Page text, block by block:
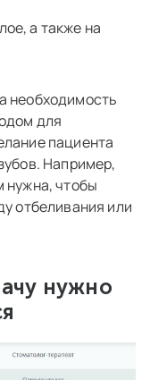
а также на
необходимость
для
пациента
Например,
нужна, чтобы
отбеливания или
нужно